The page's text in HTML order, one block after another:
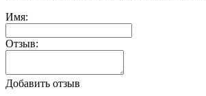
Имя:
Отзыв:
Добавить отзыв